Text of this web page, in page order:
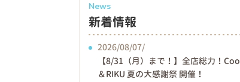
News
新着情報
2026/08/07/
【8/31（月）まで！】全店総力！Coo
＆RIKU 夏の大感謝祭 開催！